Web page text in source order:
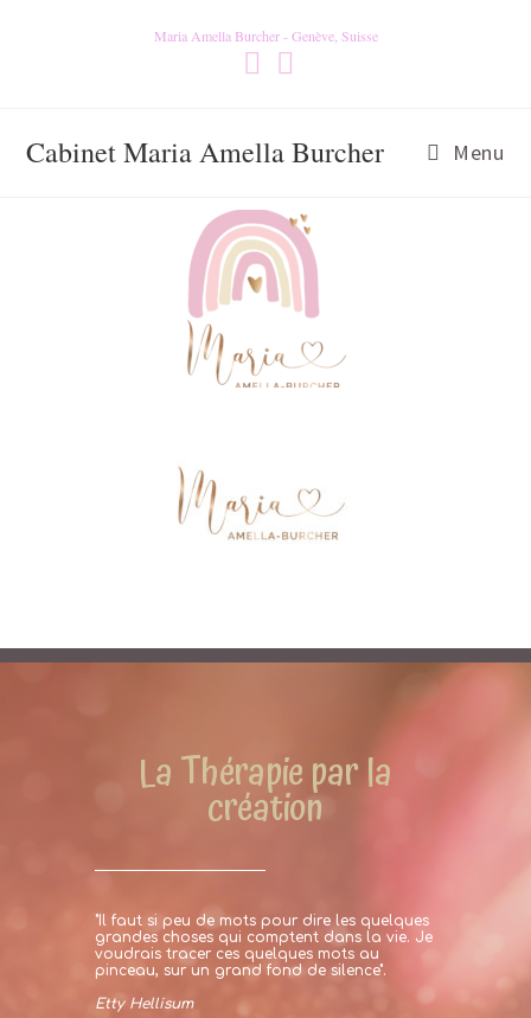
Maria Amella Burcher - Genève, Suisse
Cabinet Maria Amella Burcher Menu
La Thérapie par la
création
"Il faut si peu de mots pour dire les quelques
grandes choses qui comptent dans la vie. Je
voudrais tracer ces quelques mots au
pinceau, sur un grand fond de silence".
Etty Hellisum